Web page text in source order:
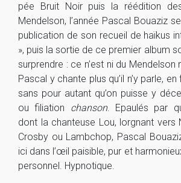
pée Bruit Noir puis la réédition
Mendelson, l’année Pascal Bouaziz
publication de son recueil de haïkus
», puis la sortie de ce premier album
surprendre : ce n’est ni du Mendelson
Pascal y chante plus qu’il n’y parle,
sans pour autant qu’on puisse y
ou filiation chanson. Epaulés par
dont la chanteuse Lou, lorgnant vers
Crosby ou Lambchop, Pascal
ici dans l’œil paisible, pur et
personnel. Hypnotique.